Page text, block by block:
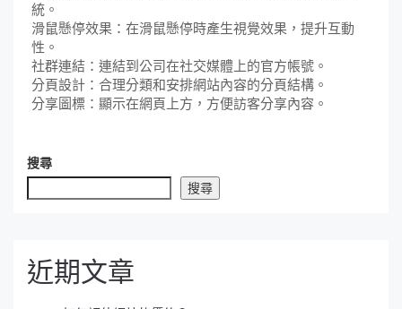
統。
滑鼠懸停效果：在滑鼠懸停時產生視覺效果，提升互動
性。
社群連結：連結到公司在社交媒體上的官方帳號。
分頁設計：合理分類和安排網站內容的分頁結構。
分享圖標：顯示在網頁上方，方便訪客分享內容。
搜尋
搜尋
近期文章